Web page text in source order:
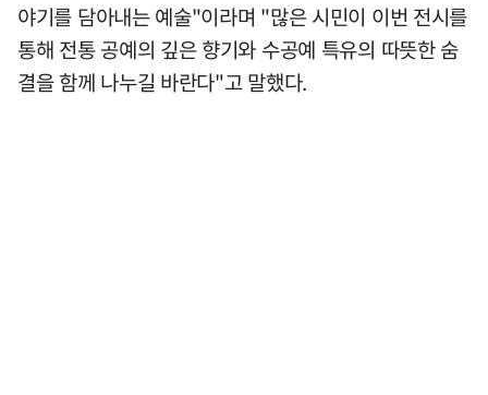
야기를 담아내는 예술"이라며 "많은 시민이 이번 전시를
통해 전통 공예의 깊은 향기와 수공예 특유의 따뜻한 숨
결을 함께 나누길 바란다"고 말했다.